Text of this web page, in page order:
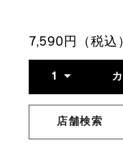
7,590円（税込
ADD
OPTIONS
PRODUCT
ACTIONS
1
店舗検索